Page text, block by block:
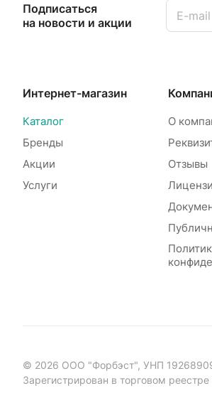
Подписаться
на новости и акции
Интернет-магазин
Каталог
Бренды
Акции
Услуги
О
Отзывы
© 2026 ООО "Форбэст", УНП
Зарегистрирован в торговом